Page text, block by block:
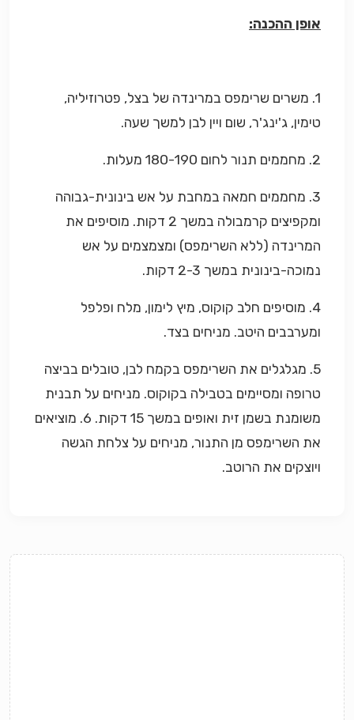
אופן ההכנה:
1. משרים שרימפס במרינדה של בצל, פטרוזיליה,
טימין, ג'ינג'ר, שום ויין לבן למשך שעה.
2. מחממים תנור לחום 180-190 מעלות.
3. מחממים חמאה במחבת על אש בינונית-גבוהה
ומקפיצים קרמבולה במשך 2 דקות. מוסיפים את
המרינדה (ללא השרימפס) ומצמצמים על אש
נמוכה-בינונית במשך 2-3 דקות.
4. מוסיפים חלב קוקוס, מיץ לימון, מלח ופלפל
ומערבבים היטב. מניחים בצד.
5. מגלגלים את השרימפס בקמח לבן, טובלים בביצה
טרופה ומסיימים בטבילה בקוקוס. מניחים על תבנית
משומנת בשמן זית ואופים במשך 15 דקות. 6. מוציאים
את השרימפס מן התנור, מניחים על צלחת הגשה
ויוצקים את הרוטב.